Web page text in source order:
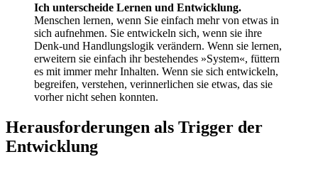
Ich unterscheide Lernen und Entwicklung.
Menschen lernen, wenn Sie einfach mehr von etwas in
sich aufnehmen. Sie entwickeln sich, wenn sie ihre
Denk-und Handlungslogik verändern. Wenn sie lernen,
erweitern sie einfach ihr bestehendes »System«, füttern
es mit immer mehr Inhalten. Wenn sie sich entwickeln,
begreifen, verstehen, verinnerlichen sie etwas, das sie
vorher nicht sehen konnten.
Herausforderungen als Trigger der
Entwicklung